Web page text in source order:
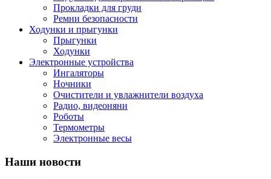
Прокладки для груди
Ремни безопасности
Ходунки и прыгунки
Прыгунки
Ходунки
Электронные устройства
Ингаляторы
Ночники
Очистители и увлажнители воздуха
Радио, видеоняни
Роботы
Термометры
Электронные весы
Наши новости